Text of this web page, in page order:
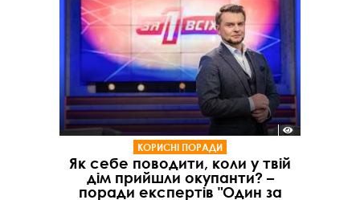
КОРИСНІ ПОРАДИ
Як себе поводити, коли у твій
дім прийшли окупанти? –
поради експертів "Один за